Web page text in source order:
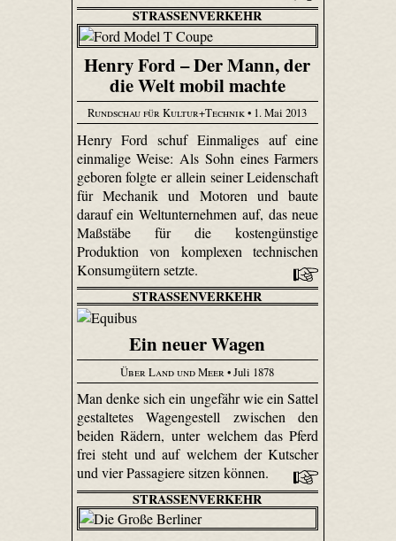
STRASSENVERKEHR
Henry Ford – Der Mann, der
die Welt mobil machte
Rundschau für Kultur+Technik• 1. Mai 2013
Henry Ford schuf Einmaliges auf eine
einmalige Weise: Als Sohn eines Farmers
geboren folgte er allein seiner Leidenschaft
für Mechanik und Motoren und baute
darauf ein Weltunternehmen auf, das neue
Maßstäbe für die kostengünstige
Produktion von komplexen technischen
Konsumgütern setzte.
STRASSENVERKEHR
Ein neuer Wagen
Über Land und Meer • Juli 1878
Man denke sich ein ungefähr wie ein Sattel
gestaltetes Wagengestell zwischen den
beiden Rädern, unter welchem das Pferd
frei steht und auf welchem der Kutscher
und vier Passagiere sitzen können.
STRASSENVERKEHR